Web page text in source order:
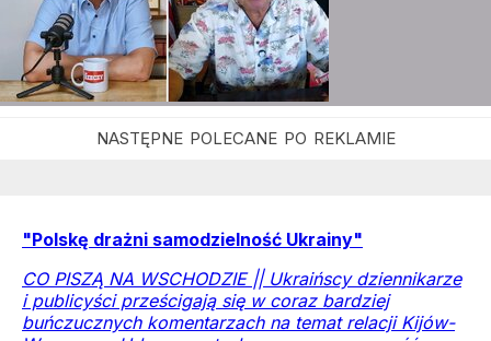
"Polskę drażni samodzielność Ukrainy"
CO PISZĄ NA WSCHODZIE || Ukraińscy dziennikarze
i publicyści prześcigają się w coraz bardziej
buńczucznych komentarzach na temat relacji Kijów-